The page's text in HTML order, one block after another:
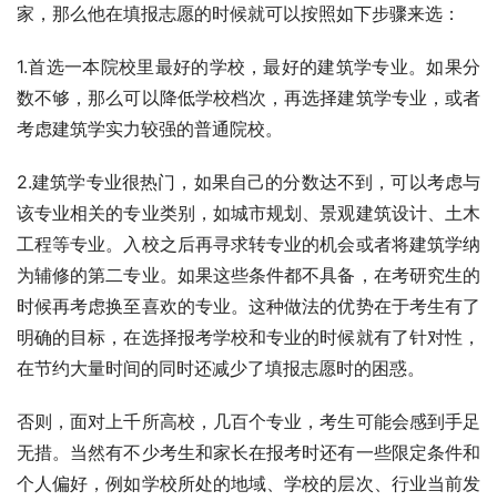
家，那么他在填报志愿的时候就可以按照如下步骤来选：
1.首选一本院校里最好的学校，最好的建筑学专业。如果分
数不够，那么可以降低学校档次，再选择建筑学专业，或者
考虑建筑学实力较强的普通院校。
2.建筑学专业很热门，如果自己的分数达不到，可以考虑与
该专业相关的专业类别，如城市规划、景观建筑设计、土木
工程等专业。入校之后再寻求转专业的机会或者将建筑学纳
为辅修的第二专业。如果这些条件都不具备，在考研究生的
时候再考虑换至喜欢的专业。这种做法的优势在于考生有了
明确的目标，在选择报考学校和专业的时候就有了针对性，
在节约大量时间的同时还减少了填报志愿时的困惑。
否则，面对上千所高校，几百个专业，考生可能会感到手足
无措。当然有不少考生和家长在报考时还有一些限定条件和
个人偏好，例如学校所处的地域、学校的层次、行业当前发